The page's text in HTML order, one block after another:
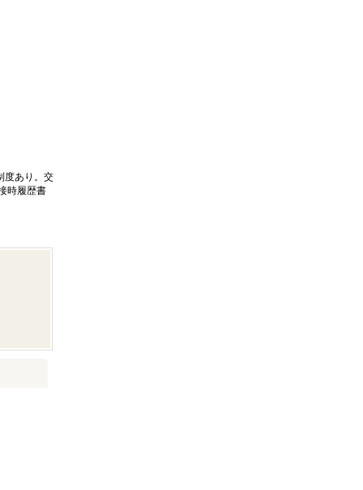
度あり。交
時履歴書